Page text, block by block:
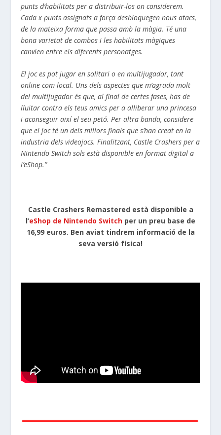
punts d’habilitats per a distribuir-los on considerem.
Cada x punts assignats a força desbloquegen nous atacs,
de la mateixa forma que passa amb la màgia. Té una
bona varietat de combos i les habilitats màgiques
canvien entre els diferents personatges.
El joc es pot jugar en solitari o en multijugador, tant
online com local. Uns dels aspectes que m’agrada molt
del multijugador és que, al final de certes fases, has de
lluitar contra els teus amics per a alliberar una princesa
i aconseguir així el seu petó. Per altra banda, considere
que el joc té un dels millors finals que s’han creat en la
industria dels videojocs. Finalitzant, Castle Crashers per a
Nintendo Switch sols està disponible en format digital a
l’eShop.”
Castle Crashers Remastered està disponible a
l’eShop de Nintendo Switch per un preu base de
16,99 euros. Ben aviat tindrem informació de la
seva versió física!